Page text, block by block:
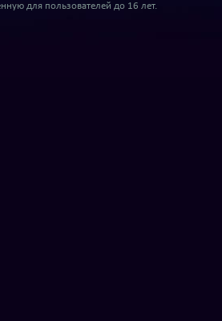
для пользователей до 16 лет.